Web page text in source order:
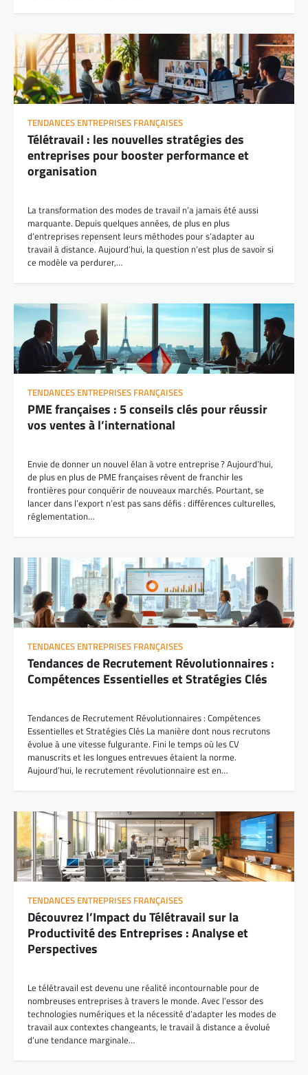
TENDANCES ENTREPRISES FRANÇAISES
Télétravail : les nouvelles stratégies des
entreprises pour booster performance et
organisation
La transformation des modes de travail n’a jamais été aussi
marquante. Depuis quelques années, de plus en plus
d’entreprises repensent leurs méthodes pour s’adapter au
travail à distance. Aujourd’hui, la question n’est plus de savoir si
ce modèle va perdurer,…
TENDANCES ENTREPRISES FRANÇAISES
PME françaises : 5 conseils clés pour réussir
vos ventes à l’international
Envie de donner un nouvel élan à votre entreprise ? Aujourd’hui,
de plus en plus de PME françaises rêvent de franchir les
frontières pour conquérir de nouveaux marchés. Pourtant, se
lancer dans l’export n’est pas sans défis : différences culturelles,
réglementation…
TENDANCES ENTREPRISES FRANÇAISES
Tendances de Recrutement Révolutionnaires :
Compétences Essentielles et Stratégies Clés
Tendances de Recrutement Révolutionnaires : Compétences
Essentielles et Stratégies Clés La manière dont nous recrutons
évolue à une vitesse fulgurante. Fini le temps où les CV
manuscrits et les longues entrevues étaient la norme.
Aujourd’hui, le recrutement révolutionnaire est en…
TENDANCES ENTREPRISES FRANÇAISES
Découvrez l’Impact du Télétravail sur la
Productivité des Entreprises : Analyse et
Perspectives
Le télétravail est devenu une réalité incontournable pour de
nombreuses entreprises à travers le monde. Avec l’essor des
technologies numériques et la nécessité d’adapter les modes de
travail aux contextes changeants, le travail à distance a évolué
d’une tendance marginale…